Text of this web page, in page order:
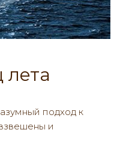
лета
подход к
и